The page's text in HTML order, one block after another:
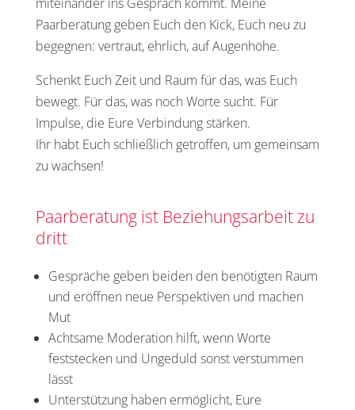
Paarberatung geben Euch den Kick, Euch neu zu
begegnen: vertraut, ehrlich, auf Augenhöhe.
Schenkt Euch Zeit und Raum für das, was Euch
bewegt. Für das, was noch Worte sucht. Für
Impulse, die Eure Verbindung stärken.
Ihr habt Euch schließlich getroffen, um gemeinsam
zu wachsen!
Paarberatung ist Beziehungsarbeit zu
dritt
Gespräche geben beiden den benötigten Raum
und eröffnen neue Perspektiven und machen
Mut
Achtsame Moderation hilft, wenn Worte
feststecken und Ungeduld sonst verstummen
lässt
Unterstützung haben ermöglicht, Eure